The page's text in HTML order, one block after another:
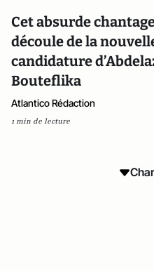
Cet absurde
découle de la
candidature
Bouteflika
Atlantico Rédaction
1 min de lecture